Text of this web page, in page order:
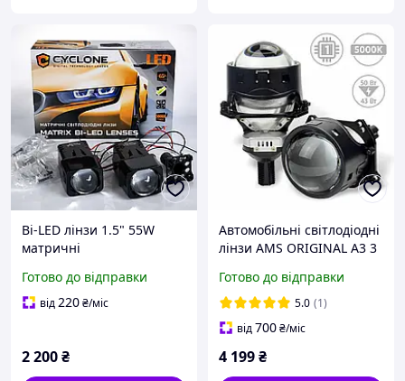
Bi-LED лінзи 1.5" 55W
матричні
Готово до відправки
від220₴/міс
2 200₴
Автомобільні світлодіодні
лінзи AMS ORIGINAL A3 3
Готово до відправки
5.0 (1)
від700₴/міс
4 199₴